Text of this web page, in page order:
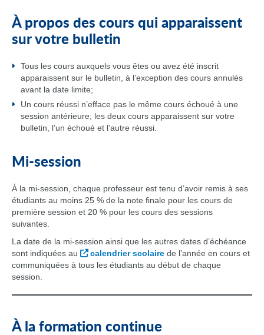
À propos des cours qui apparaissent
sur votre bulletin
Tous les cours auxquels vous êtes ou avez été inscrit
apparaissent sur le bulletin, à l’exception des cours annulés
avant la date limite;
Un cours réussi n’efface pas le même cours échoué à une
session antérieure; les deux cours apparaissent sur votre
bulletin, l’un échoué et l’autre réussi.
Mi-session
À la mi-session, chaque professeur est tenu d’avoir remis à ses
étudiants au moins 25 % de la note finale pour les cours de
première session et 20 % pour les cours des sessions
suivantes.
La date de la mi-session ainsi que les autres dates d’échéance
sont indiquées au
calendrier scolaire de l’année en cours et
commu­niquées à tous les étudiants au début de chaque
session.
À la formation continue